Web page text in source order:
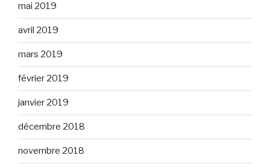
mai 2019
avril 2019
mars 2019
février 2019
janvier 2019
décembre 2018
novembre 2018